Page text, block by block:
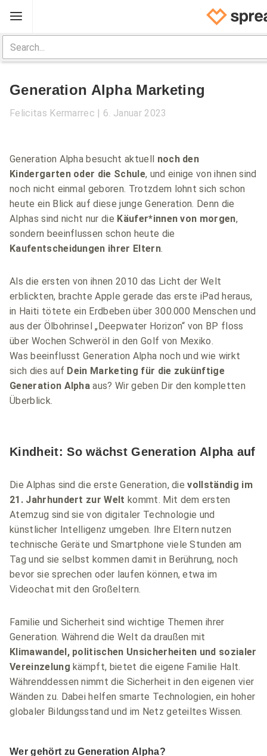
Startseite
Marketing Tips
Shop Handbuch
Log In
Generation Alpha Marketing
Felicitas Kermarrec 6. Januar 2023
Generation Alpha besucht aktuell noch den
Kindergarten oder die Schule, und einige von ihnen sind
noch nicht einmal geboren. Trotzdem lohnt sich schon
heute ein Blick auf diese junge Generation. Denn die
Alphas sind nicht nur die Käufer*innen von morgen,
sondern beeinflussen schon heute die
Kaufentscheidungen ihrer Eltern.
Als die ersten von ihnen 2010 das Licht der Welt
erblickten, brachte Apple gerade das erste iPad heraus,
in Haiti tötete ein Erdbeben über 300.000 Menschen und
aus der Ölbohrinsel „Deepwater Horizon“ von BP floss
über Wochen Schweröl in den Golf von Mexiko.
Was beeinflusst Generation Alpha noch und wie wirkt
sich dies auf Dein Marketing für die zukünftige
Generation Alpha aus? Wir geben Dir den kompletten
Überblick.
Kindheit: So wächst Generation Alpha auf
Die Alphas sind die erste Generation, dievollständig im
21. Jahrhundert zur Welt kommt. Mit dem ersten
Atemzug sind sie von digitaler Technologie und
künstlicher Intelligenz umgeben. Ihre Eltern nutzen
technische Geräte und Smartphone viele Stunden am
Tag und sie selbst kommen damit in Berührung, noch
bevor sie sprechen oder laufen können, etwa im
Videochat mit den Großeltern.
Familie und Sicherheit sind wichtige Themen ihrer
Generation. Während die Welt da draußen mit
Klimawandel, politischen Unsicherheiten und sozialer
Vereinzelung kämpft, bietet die eigene Familie Halt.
Währenddessen nimmt die Sicherheit in den eigenen vier
Wänden zu. Dabei helfen smarte Technologien, ein hoher
globaler Bildungsstand und im Netz geteiltes Wissen.
Wer gehört zu Generation Alpha?